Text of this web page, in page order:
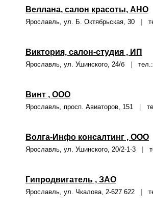
Веллана, салон красоты, АНО
Ярославль, ул. Б. Октябрьская, 30
Виктория, салон-студия , ИП
Ярославль, ул. Ушинского, 24/б тел.:
Винт , ООО
Ярославль, просп. Авиаторов, 151
Волга-Инфо консалтинг , ООО
Ярославль, ул. Ушинского, 20/2-1-3
Гипродвигатель , ЗАО
Ярославль, ул. Чкалова, 2-627 622